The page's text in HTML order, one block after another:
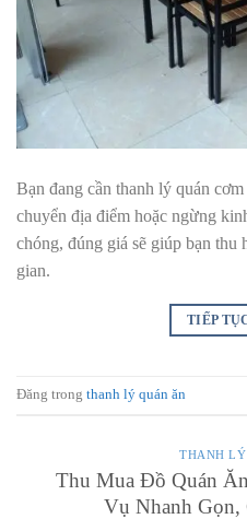
Bạn đang cần thanh lý quán
chuyển địa điểm hoặc ngừng
chóng, đúng giá sẽ giúp bạn
gian.
TIẾP
Đăng trong thanh lý quán ăn
THANH
Thu Mua Đồ Quán
Vụ Nhanh Gọn,